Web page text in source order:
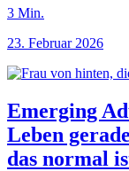
3 Min.
23. Februar 2026
Emerging
Leben
das normal